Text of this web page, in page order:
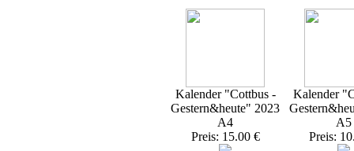
Kalender "Cottbus -
Gestern&heute" 2023
A4
Preis: 15.00 €
Kalender
A5
Preis: